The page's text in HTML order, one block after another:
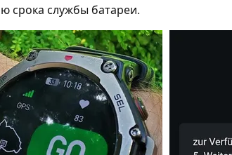
срока службы батареи.